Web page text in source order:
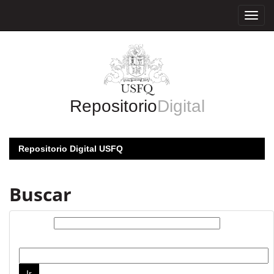
RepositorioDigital
Repositorio Digital USFQ
Buscar